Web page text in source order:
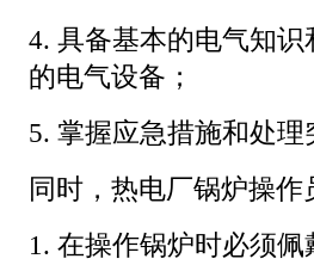
4. 具备基本的电气知
的电气设备；
5. 掌握应急措施和处理
同时，热电厂锅炉操
1. 在操作锅炉时必须